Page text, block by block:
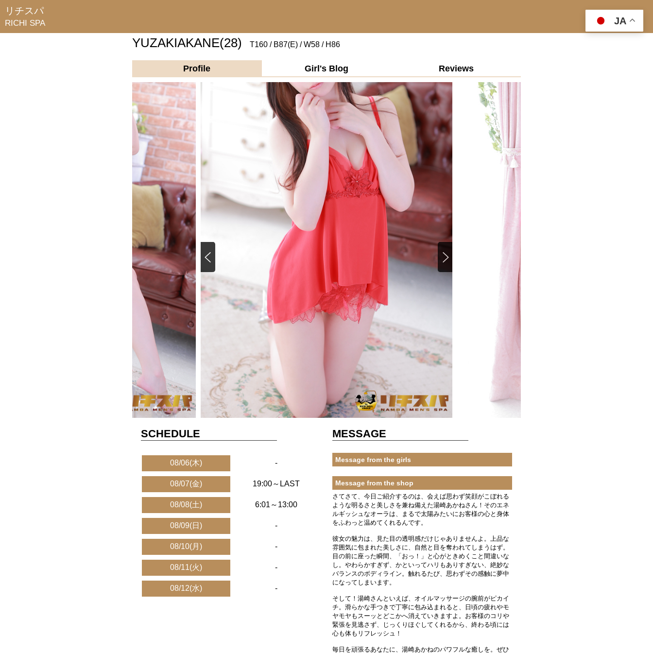
リチスパ
RICHI SPA JA
YUZAKIAKANE(28) T160 / B87(E) / W58 / H86
Profile Girl's Blog Reviews
SCHEDULE
08/06(木) -
08/07(金) 19:00～LAST
08/08(土) 6:01～13:00
08/09(日) -
08/10(月) -
08/11(火) -
08/12(水) -
MESSAGE
Message from the girls
Message from the shop
さてさて、今日ご紹介するのは、会えば思わず笑顔がこぼれる
ような明るさと美しさを兼ね備えた湯崎あかねさん！そのエネ
ルギッシュなオーラは、まるで太陽みたいにお客様の心と身体
をふわっと温めてくれるんです。
彼女の魅力は、見た目の透明感だけじゃありませんよ。上品な
雰囲気に包まれた美しさに、自然と目を奪われてしまうはず。
目の前に座った瞬間、「おっ！」と心がときめくこと間違いな
し。やわらかすぎず、かといってハリもありすぎない、絶妙な
バランスのボディライン。触れるたび、思わずその感触に夢中
になってしまいます。
そして！湯崎さんといえば、オイルマッサージの腕前がピカイ
チ。滑らかな手つきで丁寧に包み込まれると、日頃の疲れやモ
ヤモヤもスーッとどこかへ消えていきますよ。お客様のコリや
緊張を見逃さず、じっくりほぐしてくれるから、終わる頃には
心も体もリフレッシュ！
毎日を頑張るあなたに、湯崎あかねのパワフルな癒しを。ぜひ